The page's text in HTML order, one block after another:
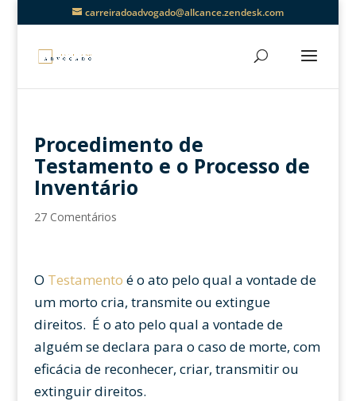
carreiradoadvogado@allcance.zendesk.com
Procedimento de
Testamento e o Processo de
Inventário
27 Comentários
O Testamento é o ato pelo qual a vontade de
um morto cria, transmite ou extingue
direitos. É o ato pelo qual a vontade de
alguém se declara para o caso de morte, com
eficácia de reconhecer, criar, transmitir ou
extinguir direitos.